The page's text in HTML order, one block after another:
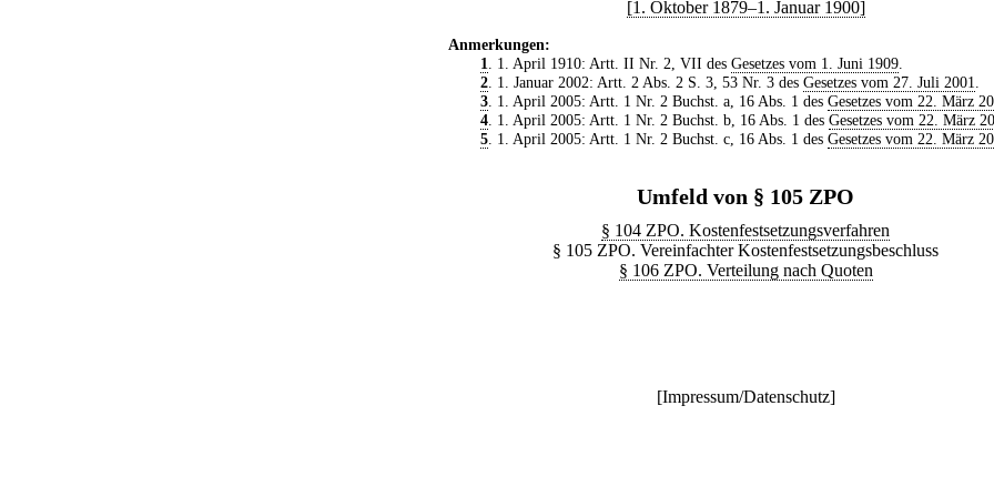
[1. Oktober 1879–1. Januar 1900]
Anmerkungen:
1
. 1. April 1910: Artt. II Nr. 2, VII des Gesetzes vom 1. Juni 1909.
2. 1. Januar 2002: Artt. 2 Abs. 2 S. 3, 53 Nr. 3 des Gesetzes vom 27. Juli 2001
3. 1. April 2005: Artt. 1 Nr. 2 Buchst. a, 16 Abs. 1 des Gesetzes vom 22. März
4. 1. April 2005: Artt. 1 Nr. 2 Buchst. b, 16 Abs. 1 des Gesetzes vom 22. März
5. 1. April 2005: Artt. 1 Nr. 2 Buchst. c, 16 Abs. 1 des Gesetzes vom 22. März
Umfeld von § 105 ZPO
§ 104 ZPO. Kostenfestsetzungsverfahren
§ 105 ZPO. Vereinfachter Kostenfestsetzungsbeschluss
§ 106 ZPO. Verteilung nach Quoten
[Impressum/Datenschutz]